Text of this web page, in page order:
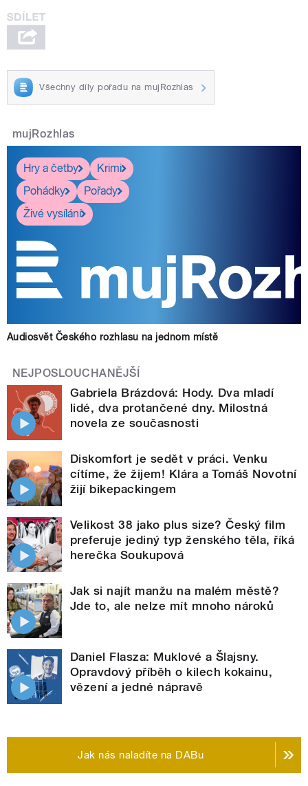
Všechny díly pořadu na mujRozhlas
mujRozhlas
Hry a četby
Krimi
Pohádky
Pořady
Živé vysílání
Audiosvět Českého rozhlasu na jednom místě
NEJPOSLOUCHANĚJŠÍ
Gabriela Brázdová: Hody. Dva mladí
lidé, dva protančené dny. Milostná
novela ze současnosti
Diskomfort je sedět v práci. Venku
cítíme, že žijem! Klára a Tomáš Novotní
žijí bikepackingem
Velikost 38 jako plus size? Český film
preferuje jediný typ ženského těla, říká
herečka Soukupová
Jak si najít manžu na malém městě?
Jde to, ale nelze mít mnoho nároků
Daniel Flasza: Muklové a Šlajsny.
Opravdový příběh o kilech kokainu,
vězení a jedné nápravě
Jak nás naladíte na DABu